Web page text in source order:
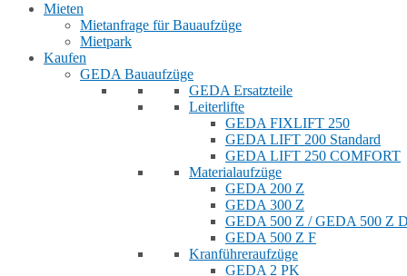
Mieten
Mietanfrage für Bauaufzüge
Mietpark
Kaufen
GEDA Bauaufzüge
GEDA Ersatzteile
Leiterlifte
GEDA FIXLIFT 250
GEDA LIFT 200 Standard
GEDA LIFT 250 COMFORT
Materialaufzüge
GEDA 200 Z
GEDA 300 Z
GEDA 500 Z / GEDA 500 Z
GEDA 500 Z F
Kranführeraufzüge
GEDA 2 PK